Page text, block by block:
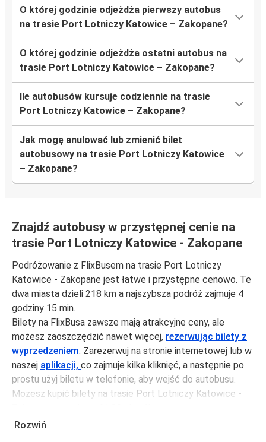
O której godzinie odjeżdża pierwszy autobus
na trasie Port Lotniczy Katowice – Zakopane?
O której godzinie odjeżdża ostatni autobus na
trasie Port Lotniczy Katowice – Zakopane?
Ile autobusów kursuje codziennie na trasie
Port Lotniczy Katowice – Zakopane?
Jak mogę anulować lub zmienić bilet
autobusowy na trasie Port Lotniczy Katowice
– Zakopane?
Znajdź autobusy w przystępnej cenie na
trasie Port Lotniczy Katowice - Zakopane
Podróżowanie z FlixBusem na trasie Port Lotniczy
Katowice - Zakopane jest łatwe i przystępne cenowo. Te
dwa miasta dzieli 218 km a najszybsza podróż zajmuje 4
godziny 15 min.
Bilety na FlixBusa zawsze mają atrakcyjne ceny, ale
możesz zaoszczędzić nawet więcej, rezerwując bilety z
wyprzedzeniem. Zarezerwuj na stronie internetowej lub w
naszej aplikacji, co zajmuje kilka kliknięć, a następnie po
prostu użyj biletu w telefonie, aby wejść do autobusu.
Możesz kupić bilety na trasie Port Lotniczy Katowice -
wyprzedzeniem lub na tygodniu, unikając weekendów i
Rozwiń